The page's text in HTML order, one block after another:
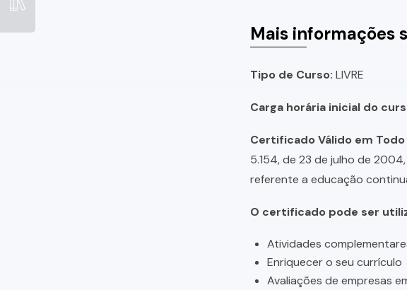
Mais informações
Tipo de Curso: LIVRE
Carga horária inicial do
Certificado Válido em Todo
5.154, de 23 de julho de
referente a educação
O certificado pode ser
Atividades
Enriquecer o seu currículo
Avaliações de empresas